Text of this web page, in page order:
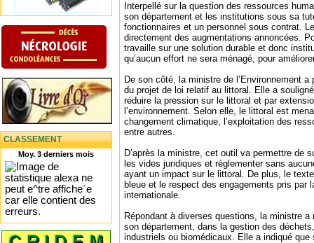
CLASSEMENT
Moy. 3 derniers mois
Interpellé sur la question des ressources
son département et les institutions sous sa
fonctionnaires et un personnel sous contrat.
directement des augmentations annoncées.
travaille sur une solution durable et donc
qu’aucun effort ne sera ménagé, pour
De son côté, la ministre de l’Environnement
du projet de loi relatif au littoral. Elle a
réduire la pression sur le littoral et par
l’environnement. Selon elle, le littoral est
changement climatique, l’exploitation des
entre autres.
D’après la ministre, cet outil va permettre de
les vides juridiques et règlementer sans
ayant un impact sur le littoral. De plus, le
bleue et le respect des engagements pris par
internationale.
Répondant à diverses questions, la ministre a
son département, dans la gestion des
industriels ou biomédicaux. Elle a indiqué que